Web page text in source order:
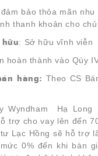
bảo thỏa mãn nhu
thanh khoản cho chủ
: Sở hữu vĩnh viễn
hoàn thành vào Qúy
hàng: Theo CS
Wyndham Hạ Long
trợ cho vay lên đến
Lạc Hồng sẽ hỗ trợ
0% đến khi bàn